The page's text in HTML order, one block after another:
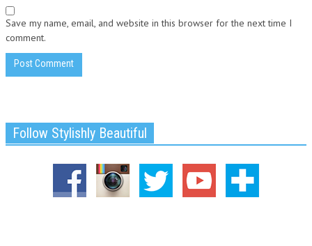
Save my name, email, and website in this browser for the next time I
comment.
Follow Stylishly Beautiful